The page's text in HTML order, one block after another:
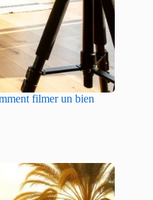
filmer un bien